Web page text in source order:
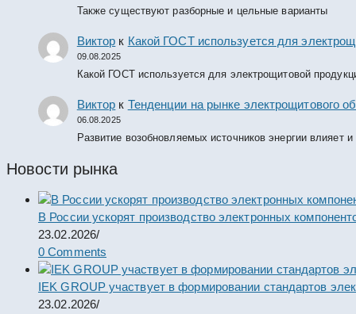
Также существуют разборные и цельные варианты
Виктор к Какой ГОСТ используется для
09.08.2025
Какой ГОСТ используется для электрощитовой
Виктор к Тенденции на рынке электрощитового
06.08.2025
Развитие возобновляемых источников энергии влияет
Новости рынка
В России ускорят производство электронных
23.02.2026/
0 Comments
IEK GROUP участвует в формировании стандартов
23.02.2026/